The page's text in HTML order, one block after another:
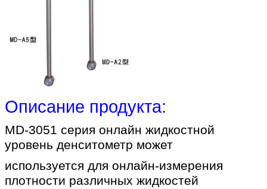
Описание продукта:
MD-3051 серия онлайн жидкостной
уровень денситометр может
используется для онлайн-измерения
плотности различных жидкостей